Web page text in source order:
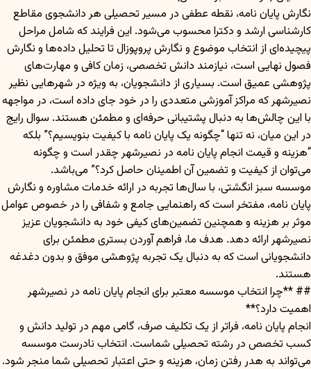
نگارش پایان نامه، نقطه عطفی در مسیر تحصیلی هر دانشجوی مقاطع
کارشناسی ارشد و دکترا محسوب می‌شود. این فرایند که شامل مراحل
پیچیده‌ای از انتخاب موضوع و نگارش پروپوزال تا تحلیل داده‌ها و نگارش
فصول نهایی است، نیازمند دانش تخصصی، زمان کافی و مهارت‌های
پژوهشی عمیق است. بسیاری از دانشجویان، به ویژه در شهرهایی نظیر
نصیرشهر که مراکز آموزشی متعددی را در خود جای داده است، در مواجهه
با این چالش‌ها به دنبال پشتیبانی حرفه‌ای و مطمئن هستند. سوال رایج
در این میان، نه تنها “چگونه یک پایان نامه با کیفیت بنویسیم؟” بلکه
“هزینه و قیمت انجام پایان نامه در نصیرشهر چقدر است و چگونه
می‌توان از کیفیت و تضمین آن اطمینان حاصل کرد؟” می‌باشد.
موسسه سبز انگشتی، با سال‌ها تجربه در ارائه خدمات مشاوره و نگارش
پایان نامه، مفتخر است که راهنمایی جامع و شفافی را در خصوص عوامل
موثر بر هزینه و همچنین تضمین‌های کیفی خود به دانشجویان عزیز
نصیرشهر ارائه دهد. هدف ما، فراهم آوردن بستری مطمئن برای
دانشجویانی است که به دنبال یک تجربه پژوهشی موفق و بدون دغدغه
هستند.
## **چرا انتخاب موسسه معتبر برای انجام پایان نامه در نصیرشهر
اهمیت دارد؟**
انجام پایان نامه، فراتر از یک تکلیف صرف، گامی مهم در تولید دانش و
کسب تخصص در رشته تحصیلی شماست. انتخاب نادرست موسسه
می‌تواند به هدر رفتن زمان، هزینه و حتی اعتبار تحصیلی شما منجر شود.